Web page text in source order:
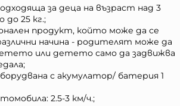
за деца на възраст над 3
до 25 кг.;
продукт, който може да се
начина - родителят може да
или детето само да задвижва
с акумулатор/ батерия 1
2.5-3 км/ч.;